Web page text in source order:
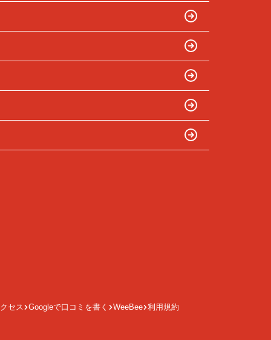
セス Googleで口コミを書く WeeBee 利用規約